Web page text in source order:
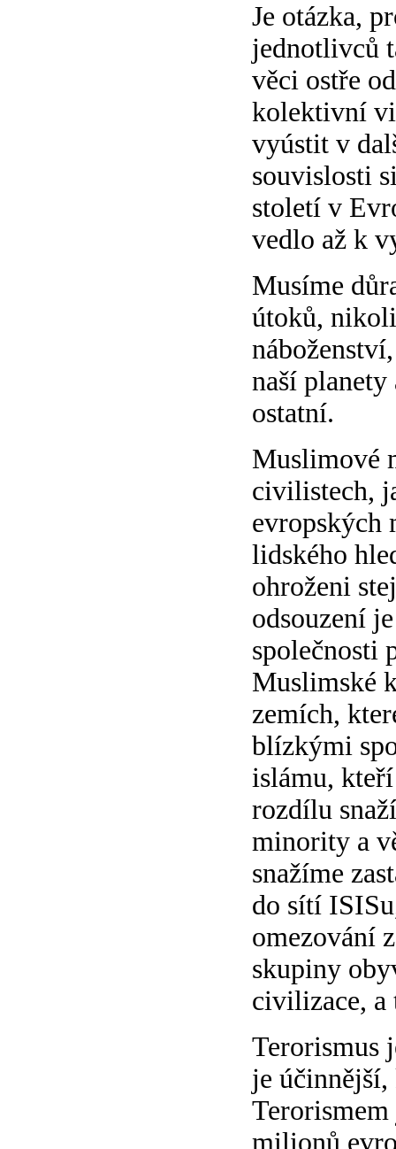
Je otázka,
jednotlivců
věci ostře
kolektivní
vyústit v
souvislosti
století v
vedlo až k
Musíme
útoků,
naší
ostatní.
Muslimové
civilistech,
evropských
lidského
ohroženi
odsouzení
společnosti
Muslimské
zemích,
blízkými
islámu,
rozdílu
minority a
snažíme
do sítí
omezování
skupiny
civilizace, a
Terorismus
je
milionů